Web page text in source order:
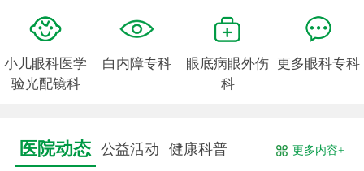
小儿眼科医学
验光配镜科
白内障专科
眼底病眼外伤
科
更多眼科专科
医院动态 公益活动 健康科普 更多内容+